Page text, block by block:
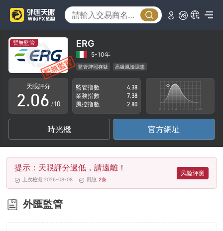
暫無監管 ERG
5-10年
監管牌照存疑 高級風險隱患
天眼評分
0
1
2
3
4
5
6
7
8
.0
1
2
3
4
5
6
2
3
4
5
6
7
8
9
/10
監管指數
4.38
業務指數
7.38
風控指數
2.80
時光機 官方網址
提示：天眼評分過低，請遠離！
上次檢測 2026-08-08 風險 2条
风险评测
外匯監管